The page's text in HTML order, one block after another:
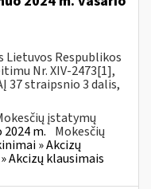
Lietuvos Respublikos
Nr. XIV-2473[1],
37 straipsnio 3 dalis,
įstatymų
m. Mokesčių
» Akcizų
Akcizų klausimais